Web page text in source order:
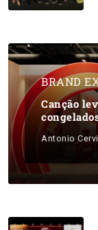
BRAND
Canção
Antonio Cervi